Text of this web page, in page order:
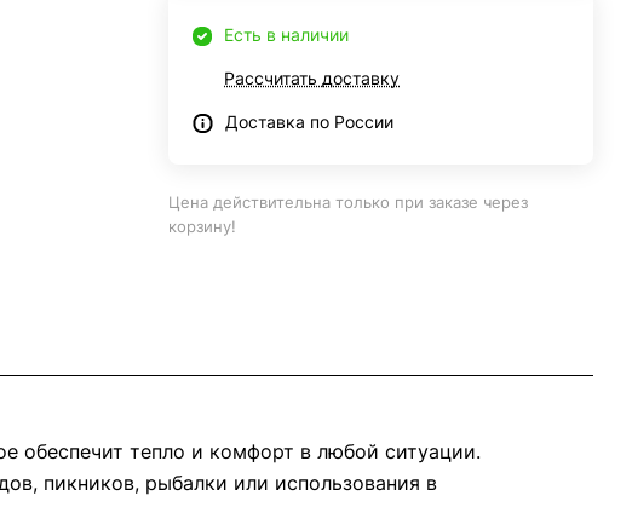
Есть в наличии
Рассчитать доставку
Доставка по России
Цена действительна только при заказе через
корзину!
обеспечит тепло и комфорт в любой ситуации.
пикников, рыбалки или использования в